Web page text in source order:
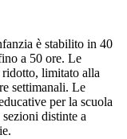
è stabilito in 40
a 50 ore. Le
limitato alla
settimanali. Le
per la scuola
distinte a